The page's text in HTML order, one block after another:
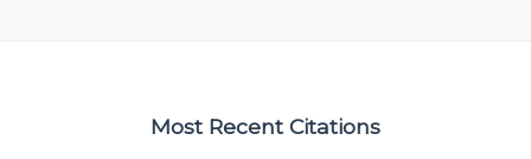
Most Recent Citations